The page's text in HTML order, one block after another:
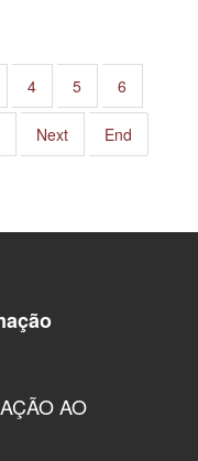
4 5 6
Next End
AO